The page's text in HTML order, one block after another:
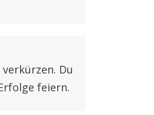
Du
feiern.